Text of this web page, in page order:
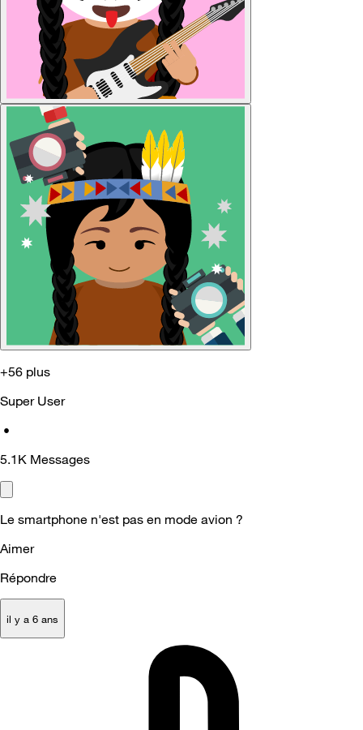
+56 plus
Super User
•
5.1K Messages
Le smartphone n'est pas en mode avion ?
Aimer
Répondre
il y a 6 ans